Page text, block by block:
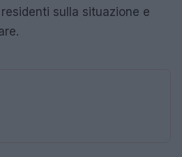
sulla situazione e